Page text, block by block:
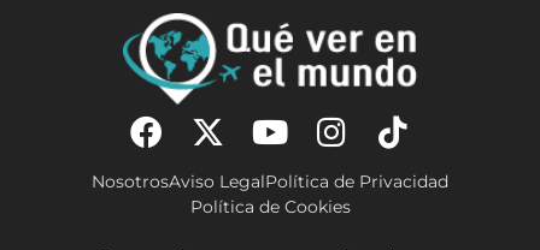
NosotrosAviso LegalPolítica de Privacidad
Política de Cookies